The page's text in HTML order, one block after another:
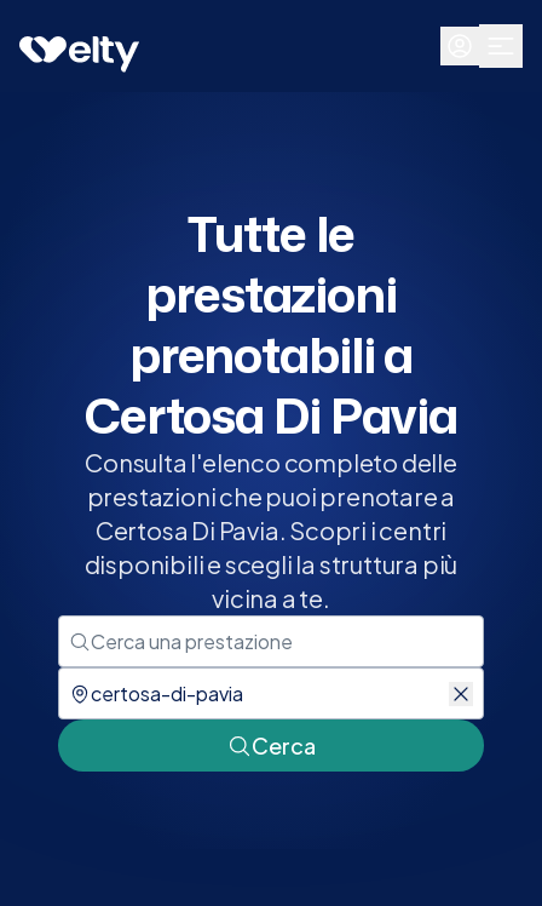
Prenota visita
Tutte le
prestazioni
prenotabili a
Certosa Di Pavia
Consulta l'elenco completo delle
prestazioni che puoi prenotare a
Certosa Di Pavia. Scopri i centri
disponibili e scegli la struttura più
vicina a te.
Cerca